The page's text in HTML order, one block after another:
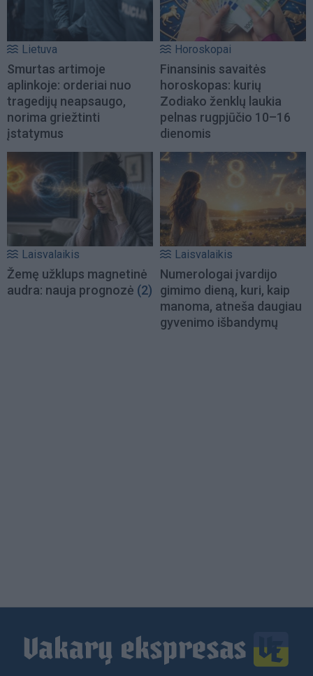
Lietuva
Smurtas artimoje
aplinkoje: orderiai nuo
tragedijų neapsaugo,
norima griežtinti
įstatymus
Horoskopai
Finansinis savaitės
horoskopas: kurių
Zodiako ženklų laukia
pelnas rugpjūčio 10–16
dienomis
Laisvalaikis
Žemę užklups magnetinė
audra: nauja prognozė (2)
Laisvalaikis
Numerologai įvardijo
gimimo dieną, kuri, kaip
manoma, atneša daugiau
gyvenimo išbandymų